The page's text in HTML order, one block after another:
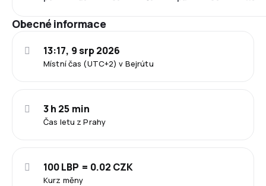
Obecné informace
Místní čas (UTC+2) v Bejrútu
13:17, 9 srp 2026
Čas letu z Prahy
3 h 25 min
Kurz měny
100 LBP = 0.02 CZK